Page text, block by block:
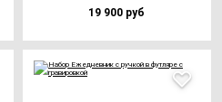
19 900 руб